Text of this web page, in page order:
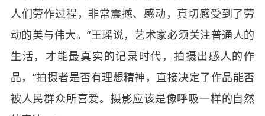
人们劳作过程，非常震撼、感动，真切感受到了劳
动的美与伟大。”王瑶说，艺术家必须关注普通人的
生活，才能最真实的记录时代，拍摄出感人的作
品，“拍摄者是否有理想精神，直接决定了作品能否
被人民群众所喜爱。摄影应该是像呼吸一样的自然